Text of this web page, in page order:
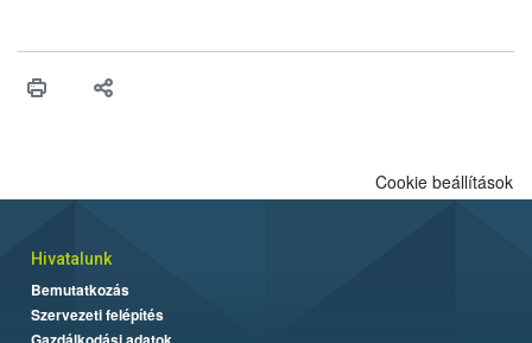
Cookie beállítások
Hivatalunk
Bemutatkozás
Szervezeti felépítés